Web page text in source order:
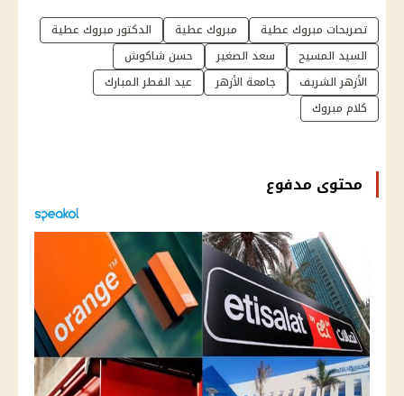
تصريحات مبروك عطية مبروك عطية
الدكتور مبروك عطية
السيد المسيح
سعد الصغير
حسن شاكوش
الأزهر الشريف
جامعة الأزهر
عيد الفطر المبارك
كلام مبروك
محتوى مدفوع